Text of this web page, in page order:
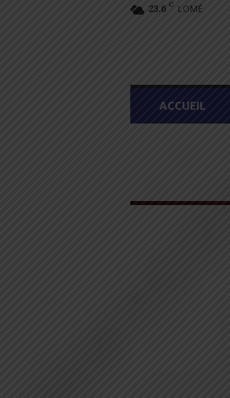
23.6 C LOMÉ
L
M
ACCUEIL